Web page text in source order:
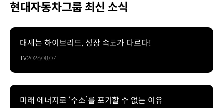
현대자동차그룹 최신 소식
대세는 하이브리드, 성장 속도가 다르다!
TV2026.08.07
미래 에너지로 ‘수소’를 포기할 수 없는 이유